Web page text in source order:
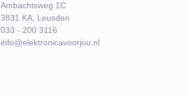
Ambachtsweg 1C
3831 KA, Leusden
033 - 200 3116
info@elektronicavoorjou.nl